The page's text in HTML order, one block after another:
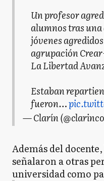
Un profesor
alumnos tras
jóvenes
agrupación
La Libertad
Estaban
fueron…
— Clarín
Además del
señalaron a otras
universidad como